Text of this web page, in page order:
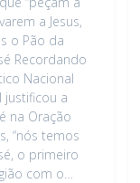
a Jesus,
o Pão da
Recordando
Nacional
justificou a
na Oração
“nós temos
o primeiro
com o…